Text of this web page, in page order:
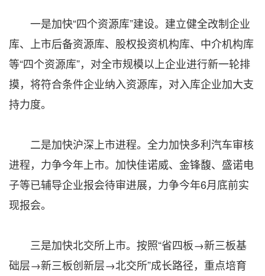
一是加快“四个资源库”建设。建立健全改制企业
库、上市后备资源库、股权投资机构库、中介机构库
等“四个资源库”，对全市规模以上企业进行新一轮排
摸，将符合条件企业纳入资源库，对入库企业加大支
持力度。
二是加快沪深上市进程。全力加快多利汽车审核
进程，力争今年上市。加快佳诺威、金锋馥、盛诺电
子等已辅导企业报会待审进展，力争今年6月底前实
现报会。
三是加快北交所上市。按照“省四板→新三板基
础层→新三板创新层→北交所”成长路径，重点培育